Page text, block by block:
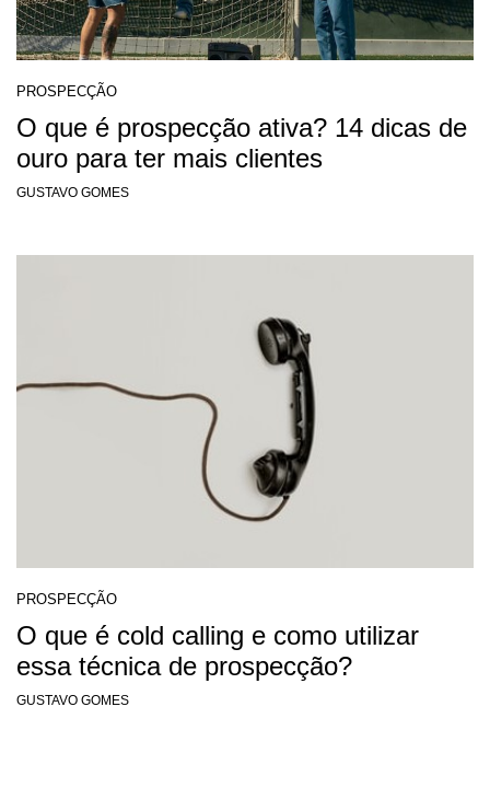
PROSPECÇÃO
O que é prospecção ativa? 14 dicas de
ouro para ter mais clientes
GUSTAVO GOMES
PROSPECÇÃO
O que é cold calling e como utilizar
essa técnica de prospecção?
GUSTAVO GOMES